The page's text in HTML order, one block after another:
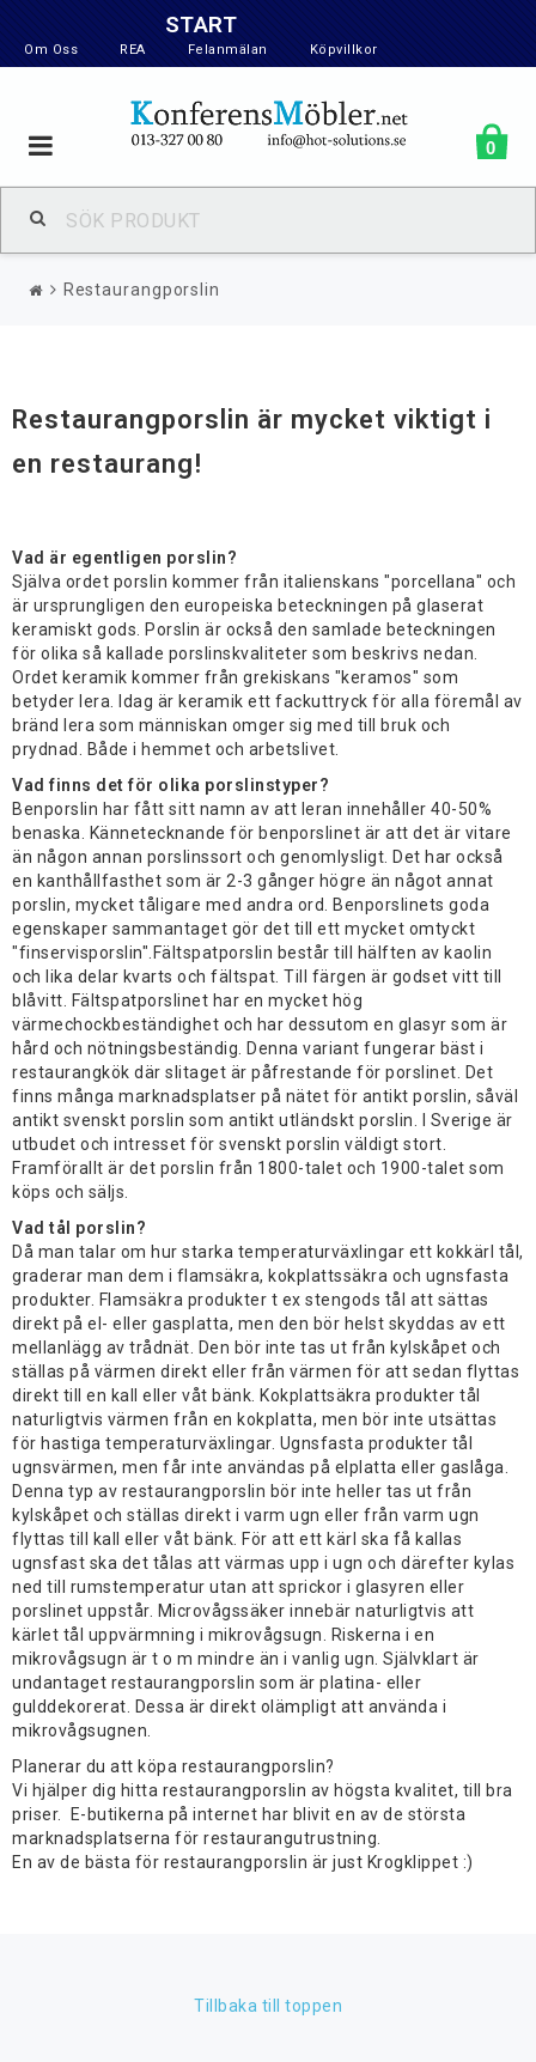
START
Om Oss REA Felanmälan Köpvillkor
0
Toggle
navigation
Restaurangporslin
Restaurangporslin är mycket viktigt i
en restaurang!
Vad är egentligen porslin?
Själva ordet porslin kommer från italienskans "porcellana" och
är ursprungligen den europeiska beteckningen på glaserat
keramiskt gods. Porslin är också den samlade beteckningen
för olika så kallade porslinskvaliteter som beskrivs nedan.
Ordet keramik kommer från grekiskans "keramos" som
betyder lera. Idag är keramik ett fackuttryck för alla föremål av
bränd lera som människan omger sig med till bruk och
prydnad. Både i hemmet och arbetslivet.
Vad finns det för olika porslinstyper?
Benporslin har fått sitt namn av att leran innehåller 40-50%
benaska. Kännetecknande för benporslinet är att det är vitare
än någon annan porslinssort och genomlysligt. Det har också
en kanthållfasthet som är 2-3 gånger högre än något annat
porslin, mycket tåligare med andra ord. Benporslinets goda
egenskaper sammantaget gör det till ett mycket omtyckt
"finservisporslin".Fältspatporslin består till hälften av kaolin
och lika delar kvarts och fältspat. Till färgen är godset vitt till
blåvitt. Fältspatporslinet har en mycket hög
värmechockbeständighet och har dessutom en glasyr som är
hård och nötningsbeständig. Denna variant fungerar bäst i
restaurangkök där slitaget är påfrestande för porslinet. Det
finns många marknadsplatser på nätet för antikt porslin, såväl
antikt svenskt porslin som antikt utländskt porslin. I Sverige är
utbudet och intresset för svenskt porslin väldigt stort.
Framförallt är det porslin från 1800-talet och 1900-talet som
köps och säljs.
Vad tål porslin?
Då man talar om hur starka temperaturväxlingar ett kokkärl tål,
graderar man dem i flamsäkra, kokplattssäkra och ugnsfasta
produkter. Flamsäkra produkter t ex stengods tål att sättas
direkt på el- eller gasplatta, men den bör helst skyddas av ett
mellanlägg av trådnät. Den bör inte tas ut från kylskåpet och
ställas på värmen direkt eller från värmen för att sedan flyttas
direkt till en kall eller våt bänk. Kokplattsäkra produkter tål
naturligtvis värmen från en kokplatta, men bör inte utsättas
för hastiga temperaturväxlingar. Ugnsfasta produkter tål
ugnsvärmen, men får inte användas på elplatta eller gaslåga.
Denna typ av restaurangporslin bör inte heller tas ut från
kylskåpet och ställas direkt i varm ugn eller från varm ugn
flyttas till kall eller våt bänk. För att ett kärl ska få kallas
ugnsfast ska det tålas att värmas upp i ugn och därefter kylas
ned till rumstemperatur utan att sprickor i glasyren eller
porslinet uppstår. Microvågssäker innebär naturligtvis att
kärlet tål uppvärmning i mikrovågsugn. Riskerna i en
mikrovågsugn är t o m mindre än i vanlig ugn. Självklart är
undantaget restaurangporslin som är platina- eller
gulddekorerat. Dessa är direkt olämpligt att använda i
mikrovågsugnen.
Planerar du att köpa restaurangporslin?
Vi hjälper dig hitta restaurangporslin av högsta kvalitet, till bra
priser. E-butikerna på internet har blivit en av de största
marknadsplatserna för restaurangutrustning.
En av de bästa för restaurangporslin är just Krogklippet :)
Tillbaka till toppen